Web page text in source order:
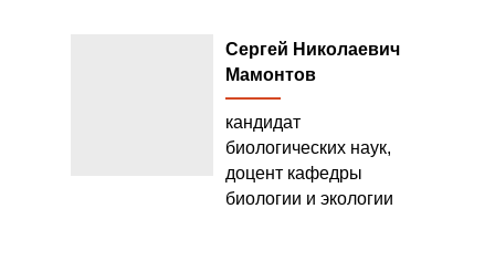
Сергей Николаевич
Мамонтов
кандидат
биологических наук,
доцент кафедры
биологии и экологии